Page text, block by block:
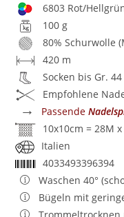
6803 Rot/
100 g
80% Schurwolle
420 m
Socken bis Gr.
Empfohlene
→ Passende
10x10cm = 28M x
Italien
4033493396394
Waschen 40°
Bügeln mit